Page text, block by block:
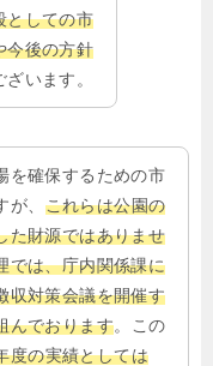
としての市
今後の方針
います。
を確保するための市
、 これらは公園の
た財源ではありませ
では、庁内関係課に
収対策会議を開催す
んでおります。この
度の実績としては